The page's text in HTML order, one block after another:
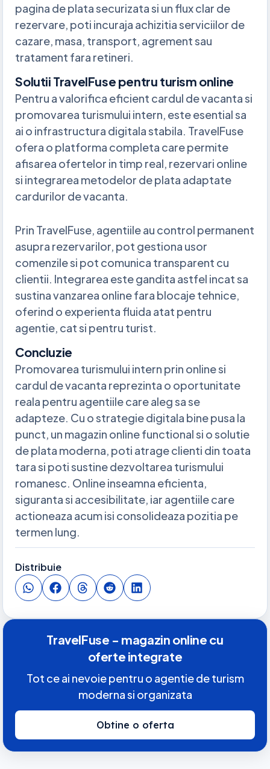
pagina de plata securizata si un flux clar de
rezervare, poti incuraja achizitia serviciilor de
cazare, masa, transport, agrement sau
tratament fara retineri.
Solutii TravelFuse pentru turism online
Pentru a valorifica eficient cardul de vacanta si
promovarea turismului intern, este esential sa
ai o infrastructura digitala stabila. TravelFuse
ofera o platforma completa care permite
afisarea ofertelor in timp real, rezervari online
si integrarea metodelor de plata adaptate
cardurilor de vacanta.
Prin TravelFuse, agentiile au control permanent
asupra rezervarilor, pot gestiona usor
comenzile si pot comunica transparent cu
clientii. Integrarea este gandita astfel incat sa
sustina vanzarea online fara blocaje tehnice,
oferind o experienta fluida atat pentru
agentie, cat si pentru turist.
Concluzie
Promovarea turismului intern prin online si
cardul de vacanta reprezinta o oportunitate
reala pentru agentiile care aleg sa se
adapteze. Cu o strategie digitala bine pusa la
punct, un magazin online functional si o solutie
de plata moderna, poti atrage clienti din toata
tara si poti sustine dezvoltarea turismului
romanesc. Online inseamna eficienta,
siguranta si accesibilitate, iar agentiile care
actioneaza acum isi consolideaza pozitia pe
termen lung.
Distribuie
TravelFuse - magazin online cu
oferte integrate
Tot ce ai nevoie pentru o agentie de turism
moderna si organizata
Obtine o oferta